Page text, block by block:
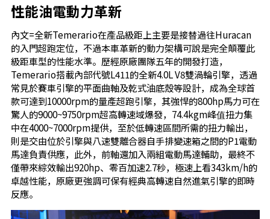
性能油電動力革新
內文=全新Temerario在產品級距上主要是接替過往Huracan
的入門超跑定位，不過本車革新的動力架構可說是完全顛覆此
級距車型的性能水準。歷經原廠團隊五年的開發打造，
Temerario搭載內部代號L411的全新4.0L V8雙渦輪引擎，透過
常見於賽車引擎的平面曲軸及乾式油底殼等設計，成為全球首
款可達到10000rpm的量產超跑引擎，其強悍的800hp馬力可在
驚人的9000~9750rpm超高轉速域爆發，74.4kgm峰值扭力集
中在4000~7000rpm提供，至於低轉速區間所需的扭力輸出，
則是交由位於引擎與八速雙離合器自手排變速箱之間的P1電動
馬達負責供應，此外，前軸還加入兩組電動馬達輔助，最終不
僅帶來綜效輸出920hp、零百加速2.7秒，極速上看343km/h的
卓越性能，原廠更強調可保有經典高轉速自然進氣引擎的即時
反應。